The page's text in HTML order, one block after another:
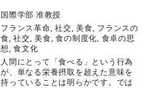
国際学部 准教授
フランス革命, 社交, 美食, フランスの
食, 社交, 美食, 食の制度化, 食卓の思
想, 食文化
人間にとって「食べる」という行為
が、単なる栄養摂取を超えた意味を
持っていることは明らかです。では